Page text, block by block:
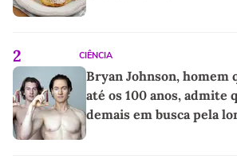
2 CIÊNCIA
Bryan Johnson, homem
até os 100 anos, admite
demais em busca pela